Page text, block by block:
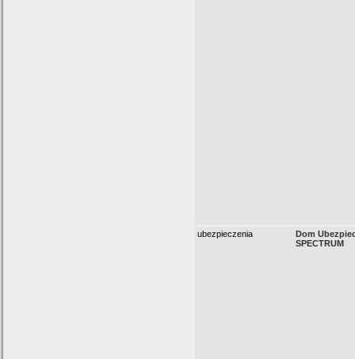
ubezpieczenia
Dom
SPECTRUM